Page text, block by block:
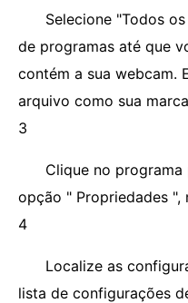
Selecione "Todos
de programas até que
contém a sua webcam.
arquivo como sua
3
Clique no
opção " Propriedades ",
4
Localize as
lista de configurações